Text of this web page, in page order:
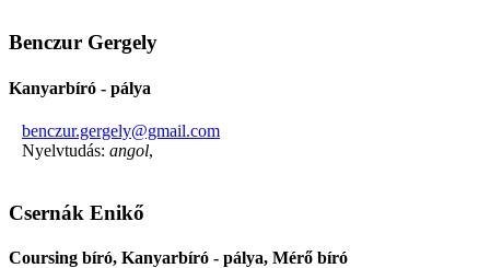
Benczur Gergely
Kanyarbíró - pálya
benczur.gergely@gmail.com
Nyelvtudás: angol,
Csernák Enikő
Coursing bíró, Kanyarbíró - pálya, Mérő bíró